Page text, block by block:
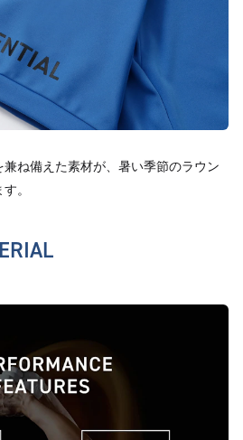
ね備えた素材が、暑い季節のラウン
。